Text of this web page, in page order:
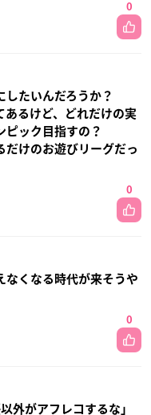
0
したいんだろうか？
あるけど、どれだけの実
ピック目指すの？
だけのお遊びリーグだっ
0
なくなる時代が来そうや
0
外がアフレコするな」